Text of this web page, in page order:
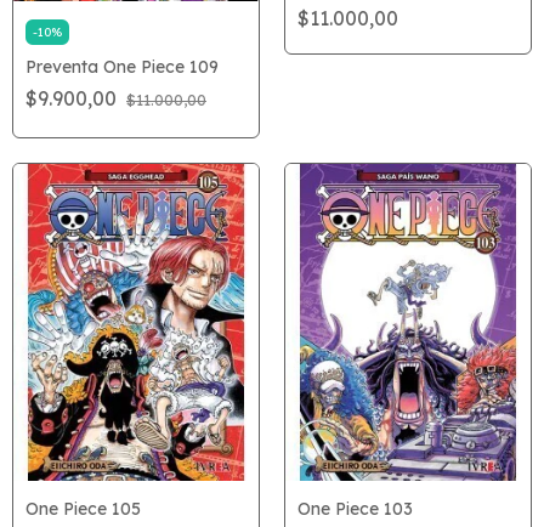
-10%
Preventa One Piece 109
$9.900,00 $11.000,00
$11.000,00
One Piece 105 One Piece 103